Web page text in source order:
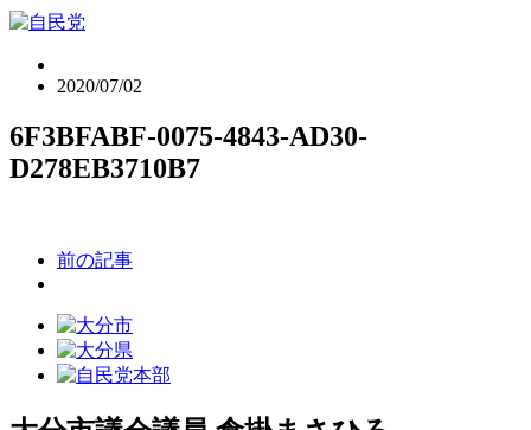
2020/07/02
6F3BFABF-0075-4843-AD30-
D278EB3710B7
前の記事